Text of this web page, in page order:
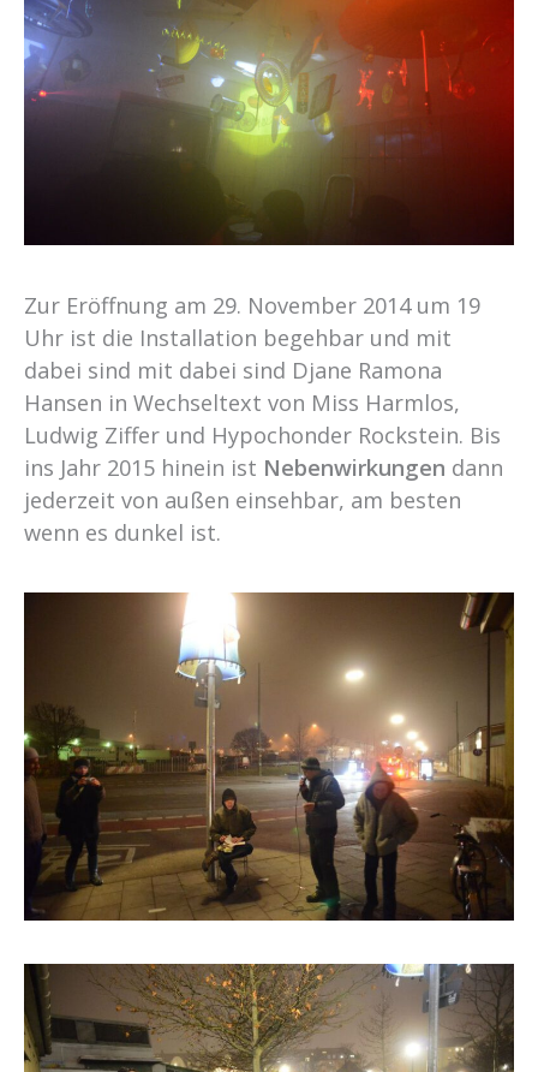
Zur Eröffnung am 29. November 2014 um 19
Uhr ist die Installation begehbar und mit
dabei sind mit dabei sind Djane Ramona
Hansen in Wechseltext von Miss Harmlos,
Ludwig Ziffer und Hypochonder Rockstein. Bis
ins Jahr 2015 hinein ist Nebenwirkungen dann
jederzeit von außen einsehbar, am besten
wenn es dunkel ist.